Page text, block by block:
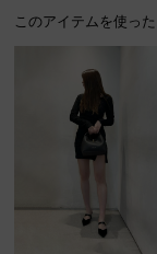
このアイテムを使っ